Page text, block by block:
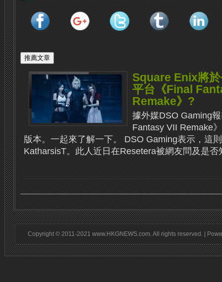
Square Enix將
平台《Final
Remake》?
據外媒DSO Gaming
Fantasy VII Remake
版本。一起來了解一下。 DSO Gaming表示，這
KatharsisT。此人近日在Resetera被網友問及是
Copyright © 2011-2021 www.HKGNEWS.com. All rights reserved. |